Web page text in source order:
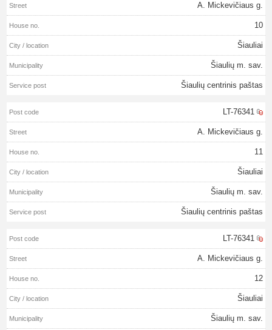
A. Mickevičiaus g.
10
Šiauliai
Šiaulių m. sav.
Šiaulių centrinis paštas
LT-76341
A. Mickevičiaus g.
11
Šiauliai
Šiaulių m. sav.
Šiaulių centrinis paštas
LT-76341
A. Mickevičiaus g.
12
Šiauliai
Šiaulių m. sav.